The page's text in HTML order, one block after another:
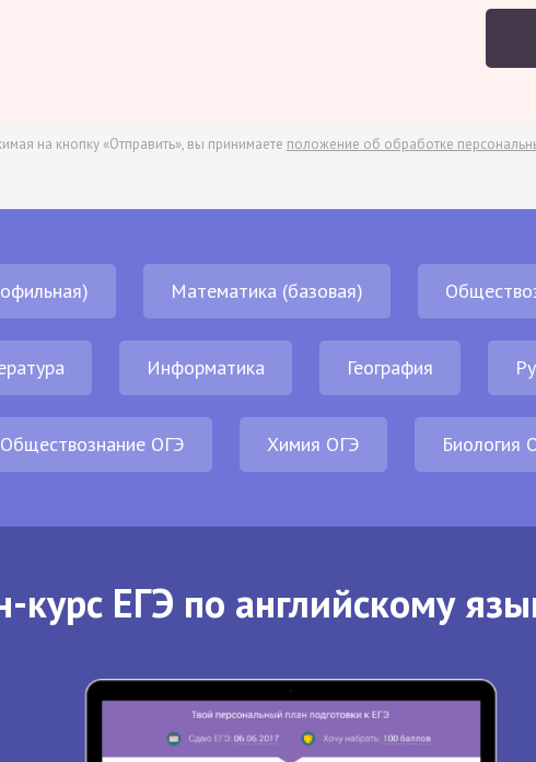
на кнопку «Отправить», вы принимаете положение об обработке
Математика (базовая)
Информатика География
Обществознание ОГЭ Химия ОГЭ Биология
курс ЕГЭ по английскому